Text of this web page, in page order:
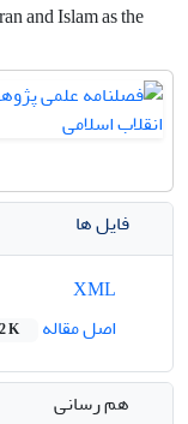
and Islam as the
فایل ها
اصل مقاله
K
هم رسانی